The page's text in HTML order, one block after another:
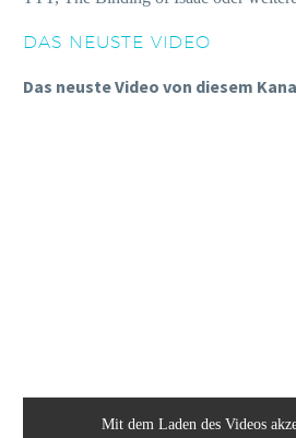
DAS NEUSTE VIDEO
Das neuste Video von diesem
Mit dem Laden des Videos